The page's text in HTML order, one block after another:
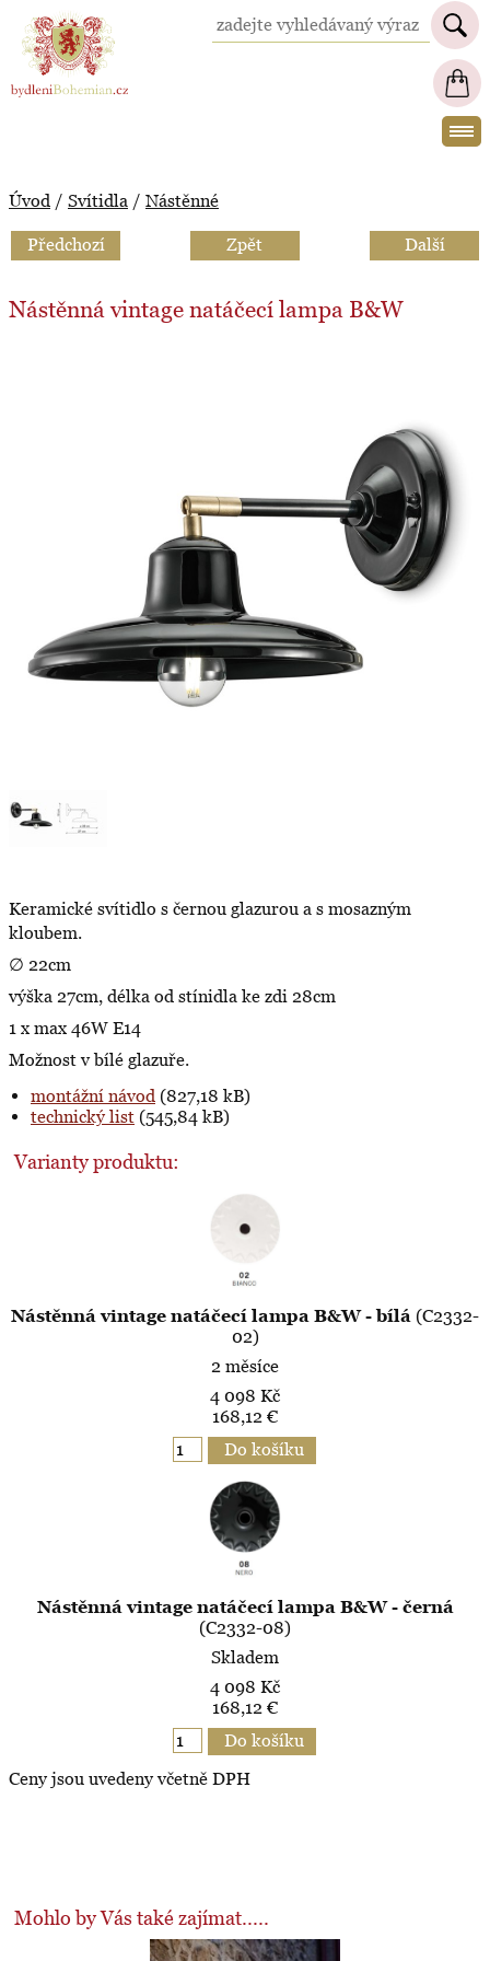
BydleniBohemian.cz
Úvod / Svítidla / Nástěnné
Předchozí Zpět Další
Nástěnná vintage natáčecí lampa B&W
Keramické svítidlo s černou glazurou a s mosazným
kloubem.
∅ 22cm
výška 27cm, délka od stínidla ke zdi 28cm
1 x max 46W E14
Možnost v bílé glazuře.
montážní návod (827,18 kB)
technický list (545,84 kB)
Varianty produktu:
Nástěnná vintage natáčecí lampa B&W - bílá (C2332-
02)
2 měsíce
4 098 Kč
168,12 €
Nástěnná vintage natáčecí lampa B&W - černá
(C2332-08)
Skladem
4 098 Kč
168,12 €
Ceny jsou uvedeny včetně DPH
Mohlo by Vás také zajímat.....